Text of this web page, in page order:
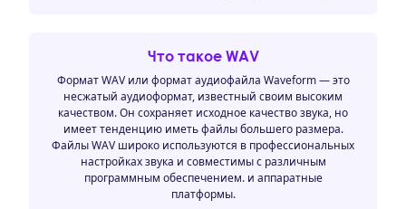
Что такое WAV
Формат WAV или формат аудиофайла Waveform — это
несжатый аудиоформат, известный своим высоким
качеством. Он сохраняет исходное качество звука, но
имеет тенденцию иметь файлы большего размера.
Файлы WAV широко используются в профессиональных
настройках звука и совместимы с различным
программным обеспечением. и аппаратные
платформы.